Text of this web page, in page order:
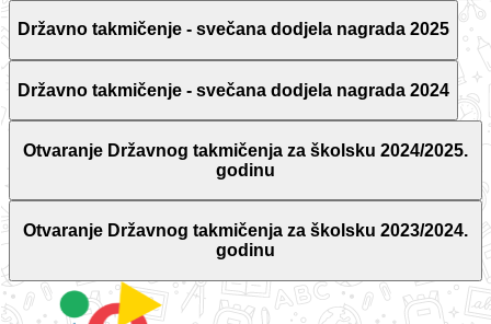
Državno takmičenje - svečana dodjela nagrada 2025
Državno takmičenje - svečana dodjela nagrada 2024
Otvaranje Državnog takmičenja za školsku 2024/2025.
godinu
Otvaranje Državnog takmičenja za školsku 2023/2024.
godinu